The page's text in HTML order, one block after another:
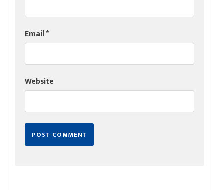
Email*
Website